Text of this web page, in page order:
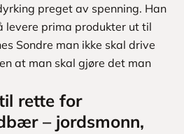
preget av spenning. Han
levere prima produkter ut til
Sondre man ikke skal drive
at man skal gjøre det man
rette for
– jordsmonn,